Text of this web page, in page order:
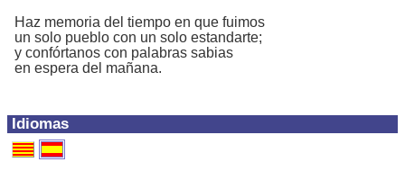
Idiomas
Haz memoria del tiempo en que fuimos
un solo pueblo con un solo estandarte;
y confórtanos con palabras sabias
en espera del mañana.